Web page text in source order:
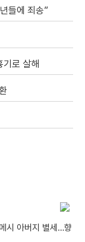
들에 죄송”
로 살해
시 아버지 별세…향